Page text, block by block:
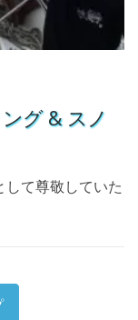
グ & スノ
して尊敬していた